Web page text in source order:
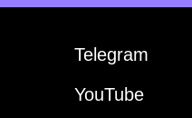
Telegram
YouTube